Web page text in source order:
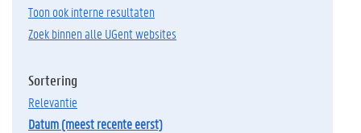
Toon ook interne resultaten
Zoek binnen alle UGent websites
Sortering
relevantie
datum (meest recente eerst)